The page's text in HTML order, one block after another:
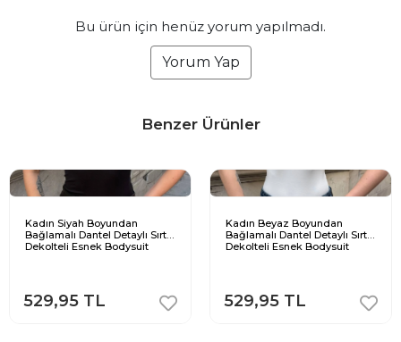
Bu ürün için henüz yorum yapılmadı.
Yorum Yap
Benzer Ürünler
Kadın Siyah Boyundan
Bağlamalı Dantel Detaylı Sırt
Dekolteli Esnek Bodysuit
529,95 TL
Kadın Beyaz Boyundan
Bağlamalı Dantel Detaylı Sırt
Dekolteli Esnek Bodysuit
529,95 TL